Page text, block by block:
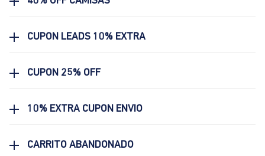
CUPON LEADS 10% EXTRA
CUPON 25% OFF
10% EXTRA CUPON ENVIO
CARRITO ABANDONADO